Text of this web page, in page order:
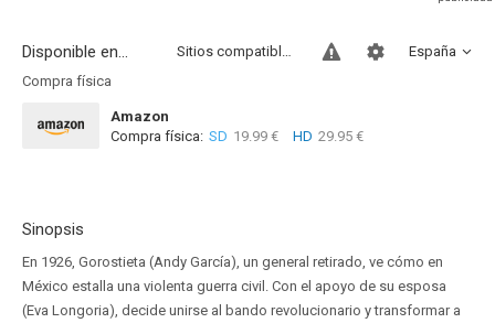
Disponible en... España
Sitios compatibles
Compra física
Amazon
Compra física: SD 19.99 € HD 29.95 €
Sinopsis
En 1926, Gorostieta (Andy García), un general retirado, ve cómo en
México estalla una violenta guerra civil. Con el apoyo de su esposa
(Eva Longoria), decide unirse al bando revolucionario y transformar a